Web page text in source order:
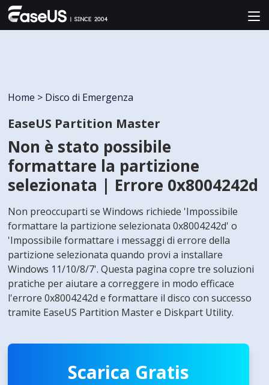
Home > Disco di Emergenza
EaseUS Partition Master
Non è stato possibile
formattare la partizione
selezionata | Errore 0x8004242d
Non preoccuparti se Windows richiede 'Impossibile
formattare la partizione selezionata 0x8004242d' o
'Impossibile formattare i messaggi di errore della
partizione selezionata quando provi a installare
Windows 11/10/8/7'. Questa pagina copre tre soluzioni
pratiche per aiutare a correggere in modo efficace
l'errore 0x8004242d e formattare il disco con successo
tramite EaseUS Partition Master e Diskpart Utility.
Scarica Gratis